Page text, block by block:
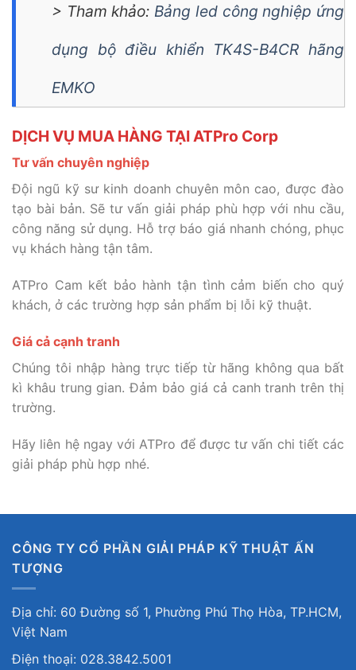
> Tham khảo: Bảng led công nghiệp ứng
dụng bộ điều khiển TK4S-B4CR hãng
EMKO
DỊCH VỤ MUA HÀNG TẠI ATPro Corp
Tư vấn chuyên nghiệp
Đội ngũ kỹ sư kinh doanh chuyên môn cao, được đào
tạo bài bản. Sẽ tư vấn giải pháp phù hợp với nhu cầu,
công năng sử dụng. Hỗ trợ báo giá nhanh chóng, phục
vụ khách hàng tận tâm.
ATPro Cam kết bảo hành tận tình cảm biến cho quý
khách, ở các trường hợp sản phẩm bị lỗi kỹ thuật.
Giá cả cạnh tranh
Chúng tôi nhập hàng trực tiếp từ hãng không qua bất
kì khâu trung gian. Đảm bảo giá cả canh tranh trên thị
trường.
Hãy liên hệ ngay với ATPro để được tư vấn chi tiết các
giải pháp phù hợp nhé.
CÔNG TY CỔ PHẦN GIẢI PHÁP KỸ THUẬT ẤN
TƯỢNG
Địa chỉ: 60 Đường số 1, Phường Phú Thọ Hòa, TP.HCM,
Việt Nam
Điện thoại: 028.3842.5001